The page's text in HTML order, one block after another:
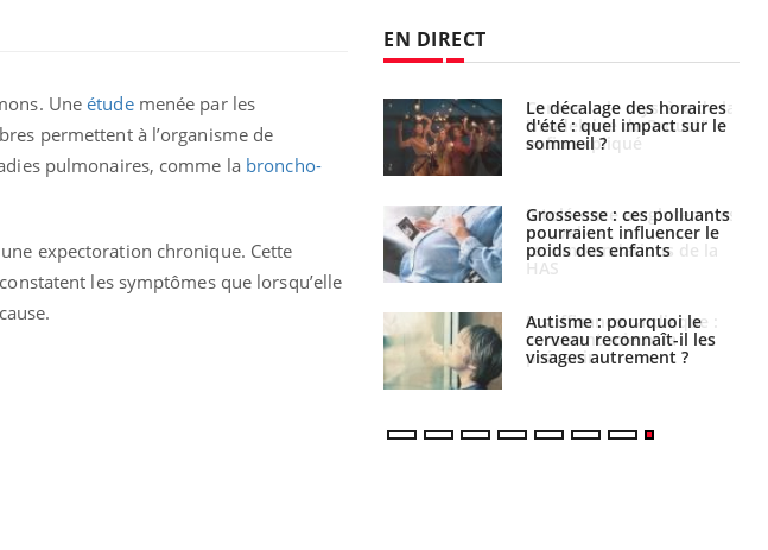
Uneétudemenée par les
permettent à l’organisme de
pulmonaires, comme la broncho-
expectoration chronique. Cette
les symptômes que lorsqu’elle
EN DIRECT
Cerveau : le mystère de la
"madeleine de Proust"
enfin expliqué
recommandations de la
Le décalage des horaires
d'été : quel impact sur le
sommeil ?
Grossesse : ces polluants
pourraient influencer le
poids des enfants
Autisme : pourquoi le
cerveau reconnaît-il les
visages autrement ?